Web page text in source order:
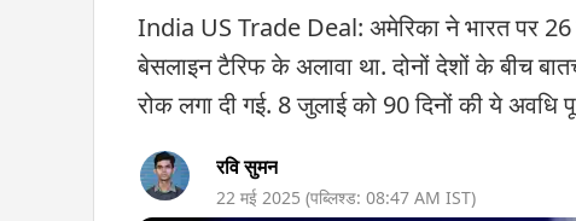
India US Trade Deal: अमेरिका ने भारत पर 26
बेसलाइन टैरिफ के अलावा था. दोनों देशों के बीच
रोक लगा दी गई. 8 जुलाई को 90 दिनों की ये अवधि
रवि सुमन
22 मई 2025 (पब्लिश्ड: 08:47 AM IST)